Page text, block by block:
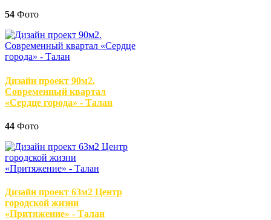
54 Фото
Дизайн проект 90м2.
Современный квартал
«Сердце города» - Талан
44 Фото
Дизайн проект 63м2 Центр
городской жизни
«Притяжение» - Талан